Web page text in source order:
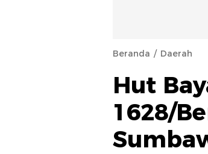
Beranda Daerah
Hut
1628/